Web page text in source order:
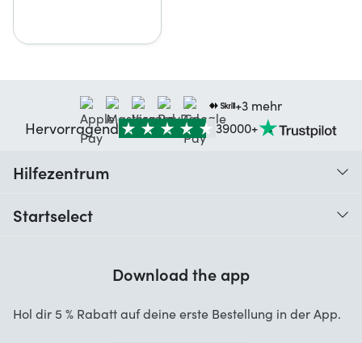
+3 mehr
Hervorragend 39000+
Hilfezentrum
Startselect
Jobs
Download the app
Hol dir 5 % Rabatt auf deine erste Bestellung in der App.